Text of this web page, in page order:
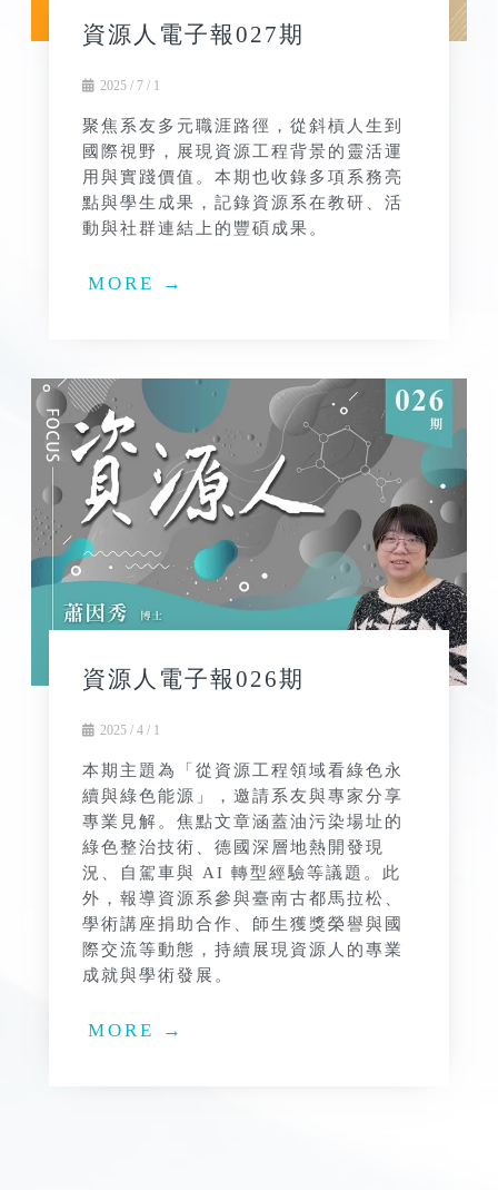
資源人電子報027期
2025 / 7 / 1
聚焦系友多元職涯路徑，從斜槓人生到
國際視野，展現資源工程背景的靈活運
用與實踐價值。本期也收錄多項系務亮
點與學生成果，記錄資源系在教研、活
動與社群連結上的豐碩成果。
MORE →
資源人電子報026期
2025 / 4 / 1
本期主題為「從資源工程領域看綠色永
續與綠色能源」，邀請系友與專家分享
專業見解。焦點文章涵蓋油污染場址的
綠色整治技術、德國深層地熱開發現
況、自駕車與 AI 轉型經驗等議題。此
外，報導資源系參與臺南古都馬拉松、
學術講座捐助合作、師生獲獎榮譽與國
際交流等動態，持續展現資源人的專業
成就與學術發展。
MORE →